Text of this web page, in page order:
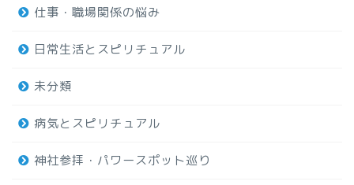
仕事・職場関係の悩み
日常生活とスピリチュアル
未分類
病気とスピリチュアル
神社参拝・パワースポット巡り